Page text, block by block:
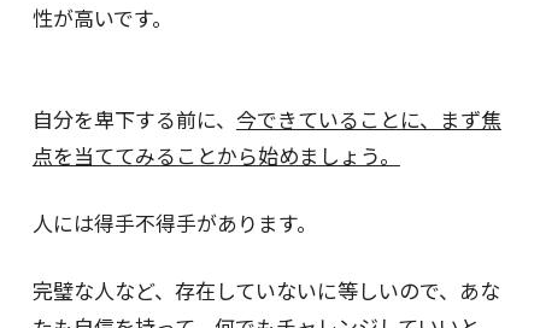
性が高いです。
自分を卑下する前に、 今できていることに、まず焦
点を当ててみることから始めましょう。
人には得手不得手があります。
完璧な人など、存在していないに等しいので、あな